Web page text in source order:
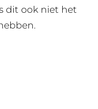
dit ook niet het